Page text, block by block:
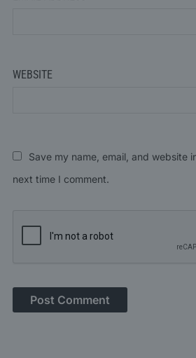
WEBSITE
Save my name, email, and website
next time I comment.